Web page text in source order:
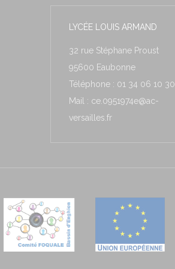
LYCÉE LOUIS ARMAND
32 rue Stéphane Proust
95600 Eaubonne
Téléphone : 01 34 06 10 30
Mail : ce.0951974e@ac-
versailles.fr